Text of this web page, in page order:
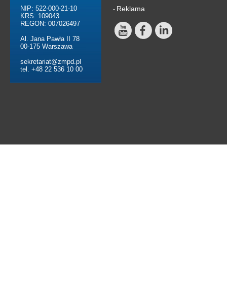
NIP: 522-000-21-10
KRS: 109043
REGON: 007026497
Al. Jana Pawła II 78
00-175 Warszawa
sekretariat@zmpd.pl
tel. +48 22 536 10 00
- Reklama